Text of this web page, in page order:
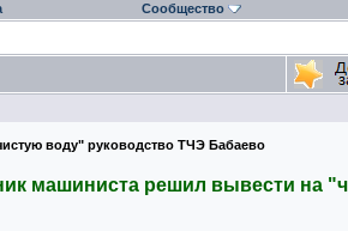
Сообщество
воду" руководство ТЧЭ Бабаево
машиниста решил вывести на